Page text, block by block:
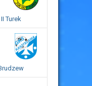
Turek